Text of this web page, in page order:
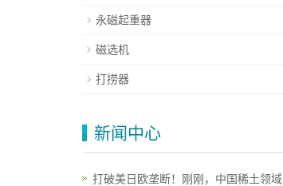
永磁起重器
磁选机
打捞器
新闻中心
打破美日欧垄断！刚刚，中国稀土领域